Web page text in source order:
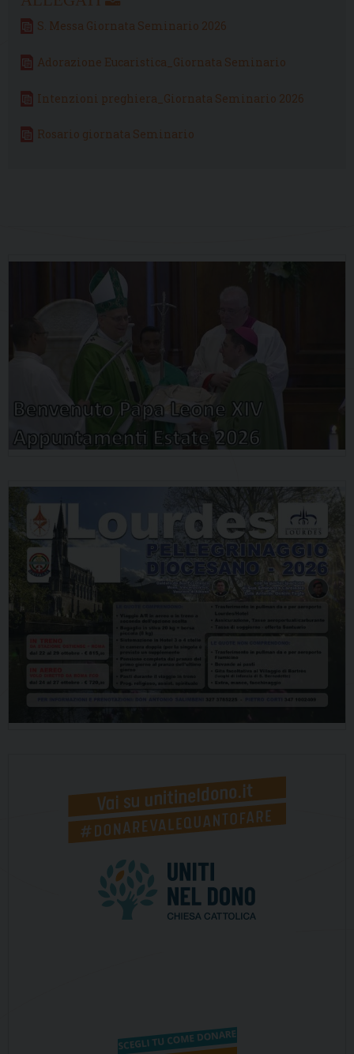
S. Messa Giornata Seminario 2026
Adorazione Eucaristica_Giornata Seminario
Intenzioni preghiera_Giornata Seminario 2026
Rosario giornata Seminario